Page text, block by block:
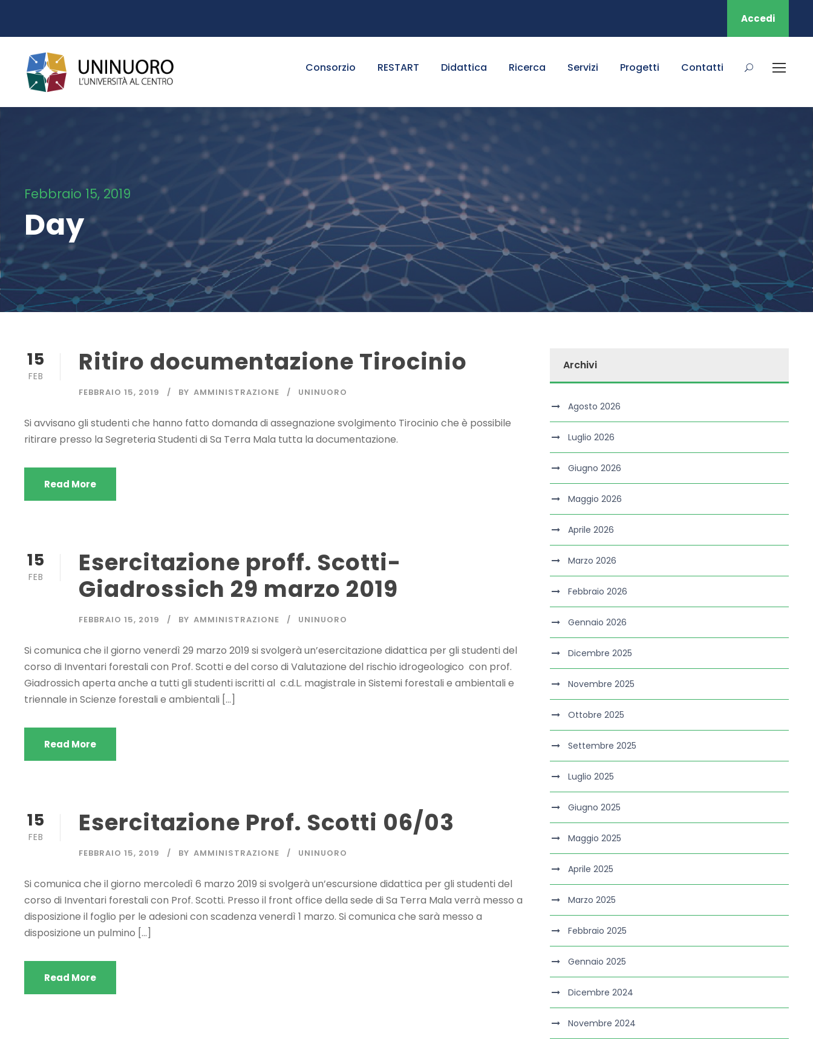
Accedi
Consorzio RESTART Didattica Ricerca Servizi Progetti Contatti
Febbraio 15, 2019
Day
15
FEB Ritiro documentazione Tirocinio
FEBBRAIO 15, 2019 BY AMMINISTRAZIONE UNINUORO
Si avvisano gli studenti che hanno fatto domanda di assegnazione svolgimento Tirocinio che è possibile
ritirare presso la Segreteria Studenti di Sa Terra Mala tutta la documentazione.
Read More
15
FEB
Esercitazione proff. Scotti-
Giadrossich 29 marzo 2019
FEBBRAIO 15, 2019 BY AMMINISTRAZIONE UNINUORO
Si comunica che il giorno venerdì 29 marzo 2019 si svolgerà un’esercitazione didattica per gli studenti del
corso di Inventari forestali con Prof. Scotti e del corso di Valutazione del rischio idrogeologico con prof.
Giadrossich aperta anche a tutti gli studenti iscritti al c.d.L. magistrale in Sistemi forestali e ambientali e
triennale in Scienze forestali e ambientali […]
Read More
15
FEB Esercitazione Prof. Scotti 06/03
FEBBRAIO 15, 2019 BY AMMINISTRAZIONE UNINUORO
Si comunica che il giorno mercoledì 6 marzo 2019 si svolgerà un’escursione didattica per gli studenti del
corso di Inventari forestali con Prof. Scotti. Presso il front office della sede di Sa Terra Mala verrà messo a
disposizione il foglio per le adesioni con scadenza venerdì 1 marzo. Si comunica che sarà messo a
disposizione un pulmino […]
Read More
Archivi
Agosto 2026
Luglio 2026
Giugno 2026
Maggio 2026
Aprile 2026
Marzo 2026
Febbraio 2026
Gennaio 2026
Dicembre 2025
Novembre 2025
Ottobre 2025
Settembre 2025
Luglio 2025
Giugno 2025
Maggio 2025
Aprile 2025
Marzo 2025
Febbraio 2025
Gennaio 2025
Dicembre 2024
Novembre 2024